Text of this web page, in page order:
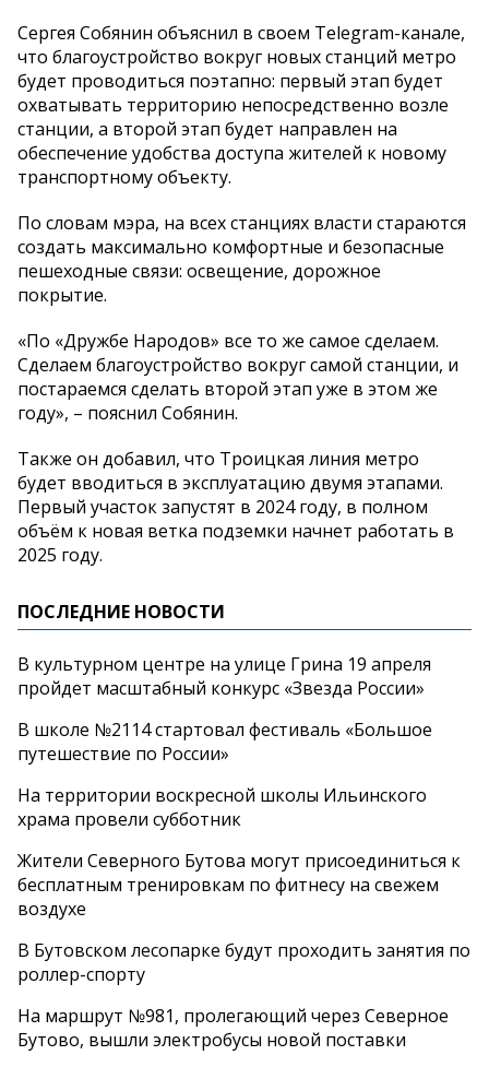
Сергея Собянин объяснил в своем Telegram-канале,
что благоустройство вокруг новых станций метро
будет проводиться поэтапно: первый этап будет
охватывать территорию непосредственно возле
станции, а второй этап будет направлен на
обеспечение удобства доступа жителей к новому
транспортному объекту.
По словам мэра, на всех станциях власти стараются
создать максимально комфортные и безопасные
пешеходные связи: освещение, дорожное
покрытие.
«По «Дружбе Народов» все то же самое сделаем.
Сделаем благоустройство вокруг самой станции, и
постараемся сделать второй этап уже в этом же
году», – пояснил Собянин.
Также он добавил, что Троицкая линия метро
будет вводиться в эксплуатацию двумя этапами.
Первый участок запустят в 2024 году, в полном
объём к новая ветка подземки начнет работать в
2025 году.
ПОСЛЕДНИЕ НОВОСТИ
В культурном центре на улице Грина 19 апреля
пройдет масштабный конкурс «Звезда России»
В школе №2114 стартовал фестиваль «Большое
путешествие по России»
На территории воскресной школы Ильинского
храма провели субботник
Жители Северного Бутова могут присоединиться к
бесплатным тренировкам по фитнесу на свежем
воздухе
В Бутовском лесопарке будут проходить занятия по
роллер-спорту
На маршрут №981, пролегающий через Северное
Бутово, вышли электробусы новой поставки